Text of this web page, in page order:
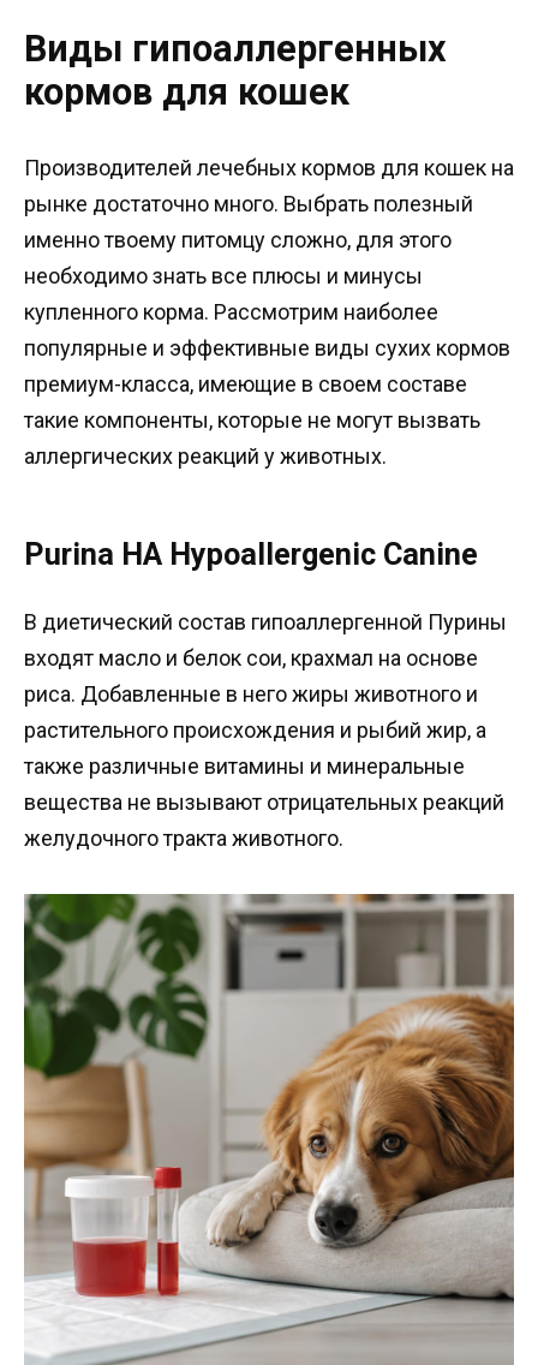
Виды гипоаллергенных
кормов для кошек
Производителей лечебных кормов для кошек на
рынке достаточно много. Выбрать полезный
именно твоему питомцу сложно, для этого
необходимо знать все плюсы и минусы
купленного корма. Рассмотрим наиболее
популярные и эффективные виды сухих кормов
премиум-класса, имеющие в своем составе
такие компоненты, которые не могут вызвать
аллергических реакций у животных.
Purina HA Hypoallergenic Canine
В диетический состав гипоаллергенной Пурины
входят масло и белок сои, крахмал на основе
риса. Добавленные в него жиры животного и
растительного происхождения и рыбий жир, а
также различные витамины и минеральные
вещества не вызывают отрицательных реакций
желудочного тракта животного.